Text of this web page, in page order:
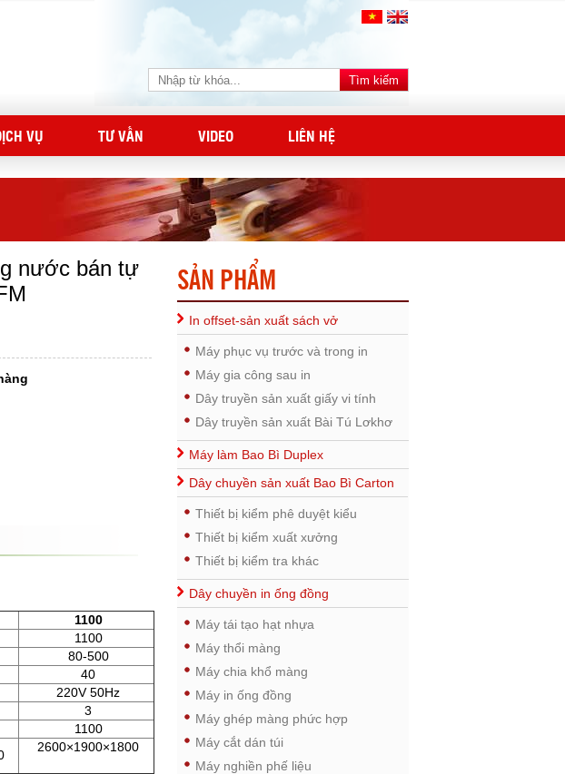
VỤ TƯ VẤN VIDEO LIÊN HỆ
nước bán tự
1100
1100
80-500
40
220V 50Hz
3
1100
2600×1900×1800
SẢN PHẨM
In offset-sản xuất sách vở
Máy phục vụ trước và trong in
Máy gia công sau in
Dây truyền sản xuất giấy vi tính
Dây truyền sản xuất Bài Tú Lơkhơ
Máy làm Bao Bì Duplex
Dây chuyền sản xuất Bao Bì Carton
Thiết bị kiểm phê duyệt kiểu
Thiết bị kiểm xuất xưởng
Thiết bị kiểm tra khác
Dây chuyền in ống đồng
Máy tái tạo hạt nhựa
Máy thổi màng
Máy chia khổ màng
Máy in ống đồng
Máy ghép màng phức hợp
Máy cắt dán túi
Máy nghiền phế liệu